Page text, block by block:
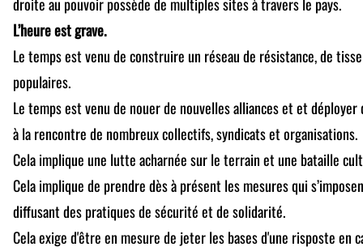
L’heure est grave.
Le temps est venu de construire un réseau de résistance, de
populaires.
Le temps est venu de nouer de nouvelles alliances et et
à la rencontre de nombreux collectifs, syndicats et organisations.
Cela implique une lutte acharnée sur le terrain et une bataille
Cela implique de prendre dès à présent les mesures qui
diffusant des pratiques de sécurité et de solidarité.
Cela exige d'être en mesure de jeter les bases d'une risposte en